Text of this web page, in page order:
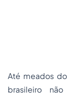
Até meados
brasileiro